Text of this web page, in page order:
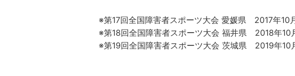
※第17回全国障害者スポーツ大会 愛媛県 2017年10
※第18回全国障害者スポーツ大会 福井県 2018年10
※第19回全国障害者スポーツ大会 茨城県 2019年10